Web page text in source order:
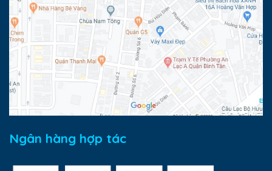
Ngân hàng hợp tác